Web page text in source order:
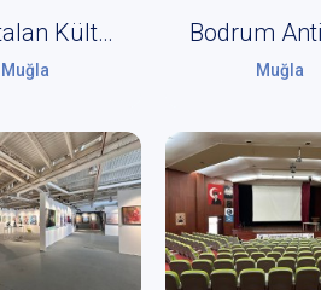
Armutalan Kültür Merkezi
Muğla Muğla